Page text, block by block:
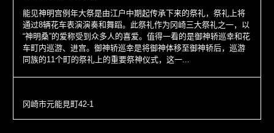
能见神明宫例年大祭是由江户中期起传承下来的祭礼，祭礼上将
通过8辆花车表演演奏和舞蹈。此祭礼作为冈崎三大祭礼之一，以
“神明桑”的爱称受到众多人的喜爱。值得一看的是御神轿巡幸和花
车町内巡游、进宫。御神轿巡幸是将御神体移至御神轿后，巡游
同族的11个町的祭礼上的重要祭神仪式，这一...
冈崎市元能見町42-1